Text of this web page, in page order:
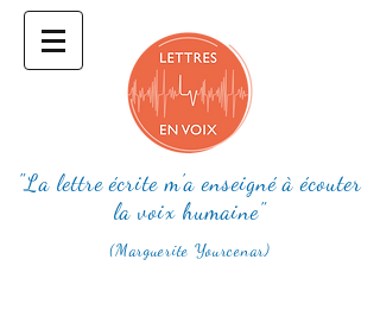
"La lettre écrite m'a enseigné à écouter
la voix humaine"
(Marguerite Yourcenar)